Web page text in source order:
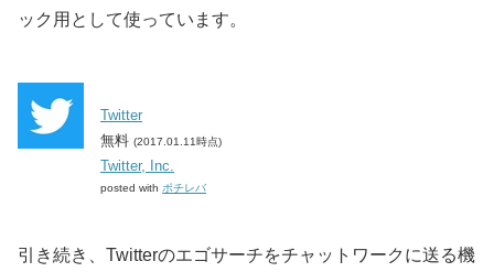
ック用として使っています。
Twitter
無料 (2017.01.11時点)
Twitter, Inc.
posted with ポチレバ
引き続き、Twitterのエゴサーチをチャットワークに送る機